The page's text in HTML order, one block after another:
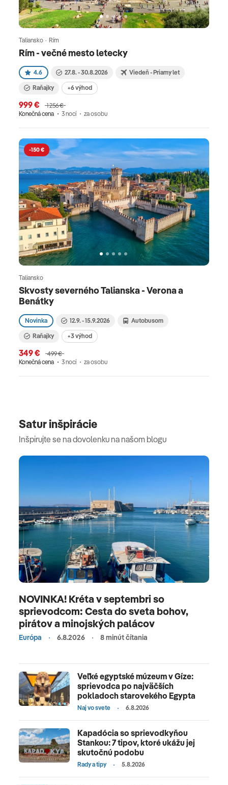
Rím - večné mesto letecky
Taliansko · Rím
4.6 27.8. - 30.8.2026 Viedeň - Priamy let
Raňajky +6 výhod
999 €
1 256 €
Konečná cena
3 nocí za osobu
-150 €
Skvosty severného Talianska - Verona a
Benátky
Taliansko
Novinka 12.9. - 15.9.2026 Autobusom
Raňajky +3 výhod
349 €
499 €
Konečná cena
3 nocí za osobu
Satur inšpirácie
Inšpirujte se na dovolenku na našom blogu
NOVINKA! Kréta v septembri so
sprievodcom: Cesta do sveta bohov,
pirátov a minojských palácov
Európa 6.8.2026 8 minút čítania
Veľké egyptské múzeum v Gíze:
sprievodca po najväčších
pokladoch starovekého Egypta
Naj vo svete 6.8.2026
Kapadócia so sprievodkyňou
Stankou: 7 tipov, ktoré ukážu jej
skutočnú podobu
Rady a tipy 5.8.2026